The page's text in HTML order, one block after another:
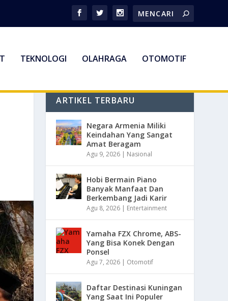
TEKNOLOGI OLAHRAGA OTOMOTIF
ARTIKEL TERBARU
Negara Armenia Miliki
Keindahan Yang Sangat
Amat Beragam
Agu 9, 2026 | Nasional
Hobi Bermain Piano
Banyak Manfaat Dan
Berkembang Jadi Karir
Agu 8, 2026 | Entertainment
Yamaha FZX Chrome, ABS-
Yang Bisa Konek Dengan
Ponsel
Agu 7, 2026 | Otomotif
Daftar Destinasi Kuningan
Yang Saat Ini Populer